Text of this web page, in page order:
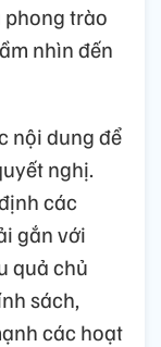
phong trào
nhìn đến
nội dung để
nghị.
các
gắn với
quả chủ
sách,
các hoạt